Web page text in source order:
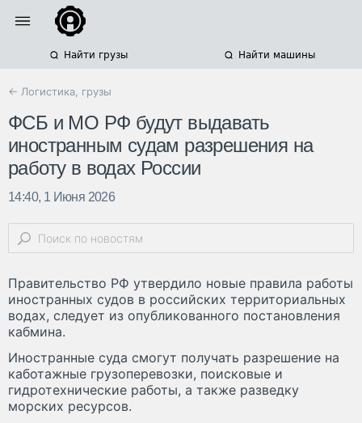
Найти грузы Найти машины
← Логистика, грузы
ФСБ и МО РФ будут выдавать
иностранным судам разрешения на
работу в водах России
14:40, 1 Июня 2026
Правительство РФ утвердило новые правила работы
иностранных судов в российских территориальных
водах, следует из опубликованного постановления
кабмина.
Иностранные суда смогут получать разрешение на
каботажные грузоперевозки, поисковые и
гидротехнические работы, а также разведку
морских ресурсов.